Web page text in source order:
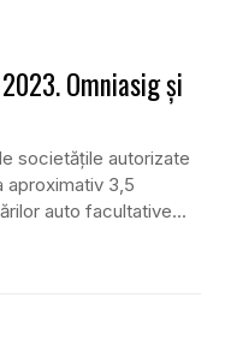
Omniasig și
societățile autorizate
aproximativ 3,5
auto facultative...